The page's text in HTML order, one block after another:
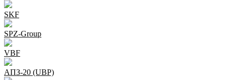
SKF
SPZ-Group
VBF
АПЗ-20 (UBP)